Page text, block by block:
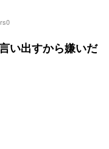
い出すから嫌いだ